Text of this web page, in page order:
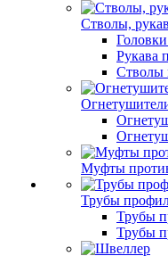
Стволы,
Рукава
Стволы
Муфты
Трубы
Трубы
Трубы